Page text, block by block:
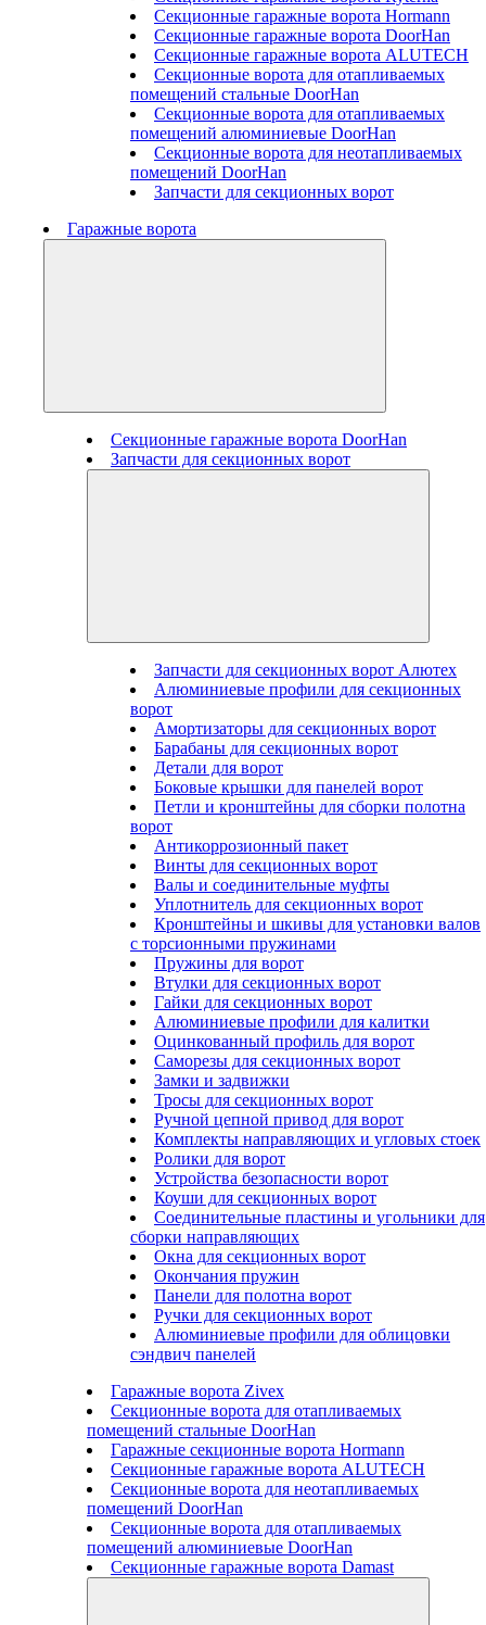
Секционные гаражные ворота Hormann
Секционные гаражные ворота DoorHan
Секционные гаражные ворота ALUTECH
Секционные ворота для отапливаемых
помещений стальные DoorHan
Секционные ворота для отапливаемых
помещений алюминиевые DoorHan
Секционные ворота для неотапливаемых
помещений DoorHan
Запчасти для секционных ворот
Гаражные ворота
Секционные гаражные ворота DoorHan
Запчасти для секционных ворот
Запчасти для секционных ворот Алютех
Алюминиевые профили для секционных
ворот
Амортизаторы для секционных ворот
Барабаны для секционных ворот
Детали для ворот
Боковые крышки для панелей ворот
Петли и кронштейны для сборки полотна
ворот
Антикоррозионный пакет
Винты для секционных ворот
Валы и соединительные муфты
Уплотнитель для секционных ворот
Кронштейны и шкивы для установки валов
с торсионными пружинами
Пружины для ворот
Втулки для секционных ворот
Гайки для секционных ворот
Алюминиевые профили для калитки
Оцинкованный профиль для ворот
Саморезы для секционных ворот
Замки и задвижки
Тросы для секционных ворот
Ручной цепной привод для ворот
Комплекты направляющих и угловых стоек
Ролики для ворот
Устройства безопасности ворот
Коуши для секционных ворот
Соединительные пластины и угольники для
сборки направляющих
Окна для секционных ворот
Окончания пружин
Панели для полотна ворот
Ручки для секционных ворот
Алюминиевые профили для облицовки
сэндвич панелей
Гаражные ворота Zivex
Секционные ворота для отапливаемых
помещений стальные DoorHan
Гаражные секционные ворота Hormann
Секционные гаражные ворота ALUTECH
Секционные ворота для неотапливаемых
помещений DoorHan
Секционные ворота для отапливаемых
помещений алюминиевые DoorHan
Секционные гаражные ворота Damast